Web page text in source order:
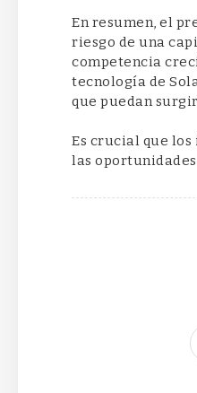
En resumen, el
riesgo de una
competencia
tecnología de
que puedan
Es crucial que
las